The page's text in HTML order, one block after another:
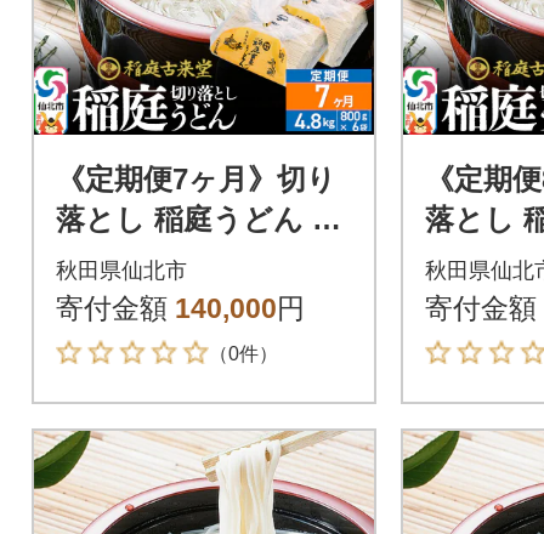
《定期便7ヶ月》切り
落とし 稲庭うどん 中
800g×6を7回|02_ikd-
210607
秋田県仙北市
寄付金額 140,000円
（0件）
《定期
落とし
800g×6
210608
秋田県仙北
寄付金額